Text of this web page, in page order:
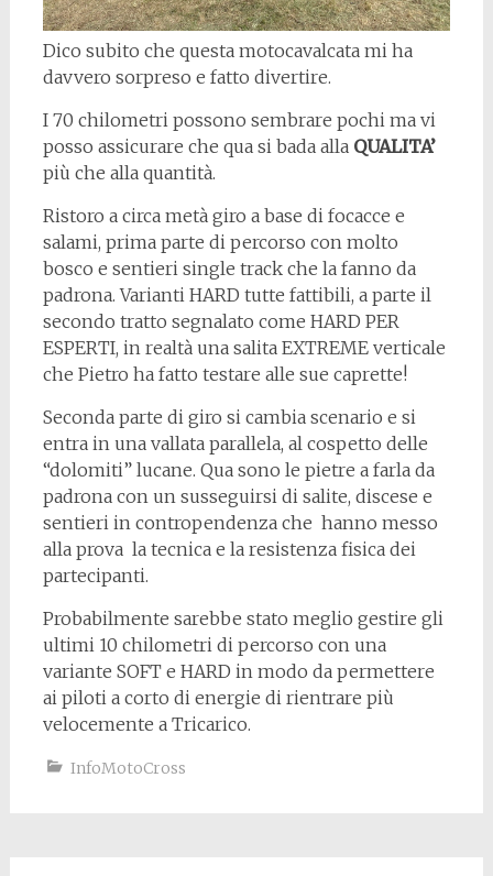
Dico subito che questa motocavalcata mi ha
davvero sorpreso e fatto divertire.
I 70 chilometri possono sembrare pochi ma vi
posso assicurare che qua si bada alla QUALITA’
più che alla quantità.
Ristoro a circa metà giro a base di focacce e
salami, prima parte di percorso con molto
bosco e sentieri single track che la fanno da
padrona. Varianti HARD tutte fattibili, a parte il
secondo tratto segnalato come HARD PER
ESPERTI, in realtà una salita EXTREME verticale
che Pietro ha fatto testare alle sue caprette!
Seconda parte di giro si cambia scenario e si
entra in una vallata parallela, al cospetto delle
“dolomiti” lucane. Qua sono le pietre a farla da
padrona con un susseguirsi di salite, discese e
sentieri in contropendenza che hanno messo
alla prova la tecnica e la resistenza fisica dei
partecipanti.
Probabilmente sarebbe stato meglio gestire gli
ultimi 10 chilometri di percorso con una
variante SOFT e HARD in modo da permettere
ai piloti a corto di energie di rientrare più
velocemente a Tricarico.
InfoMotoCross